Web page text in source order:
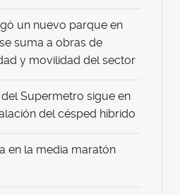
un nuevo parque en
suma a obras de
y movilidad del sector
Supermetro sigue en
del césped híbrido
en la media maratón